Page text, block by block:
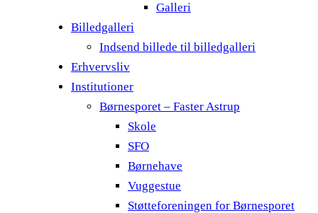
Galleri
Billedgalleri
Indsend billede til billedgalleri
Erhvervsliv
Institutioner
Børnesporet – Faster Astrup
Skole
SFO
Børnehave
Vuggestue
Støtteforeningen for Børnesporet